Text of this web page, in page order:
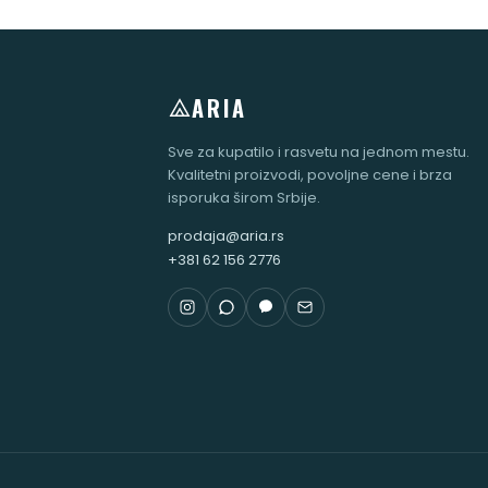
ARIA
Sve za kupatilo i rasvetu na jednom mestu.
Kvalitetni proizvodi, povoljne cene i brza
isporuka širom Srbije.
prodaja@aria.rs
+381 62 156 2776